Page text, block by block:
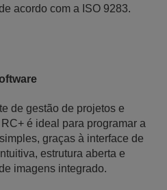
acordo com a ISO 9283.
de gestão de projetos e
é ideal para programar a
graças à interface de
estrutura aberta e
imagens integrado.